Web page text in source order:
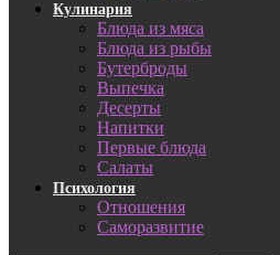
Кулинария
Блюда из мяса
Блюда из рыбы
Бутерброды
Выпечка
Десерты
Напитки
Первые блюда
Салаты
Психология
Отношения
Саморазвитие